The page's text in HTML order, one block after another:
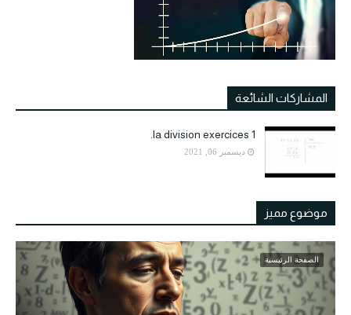
المشاركات الشائعة
la division exercices 1.
ديسمبر 06, 2021
موضوع مميز
الصفحة الرئيسية